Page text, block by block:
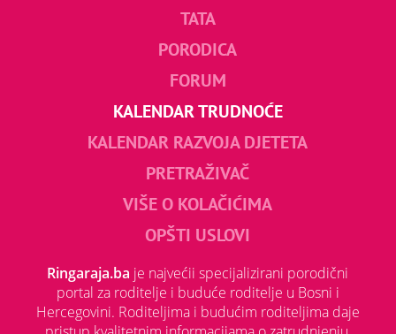
TATA
PORODICA
FORUM
KALENDAR TRUDNOĆE
KALENDAR RAZVOJA DJETETA
PRETRAŽIVAČ
VIŠE O KOLAČIĆIMA
OPŠTI USLOVI
Ringaraja.ba je najvećii specijalizirani porodični
portal za roditelje i buduće roditelje u Bosni i
Hercegovini. Roditeljima i budućim roditeljima daje